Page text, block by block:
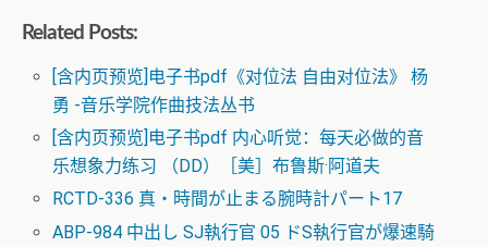
Related Posts:
[含内页预览]电子书pdf《对位法 自由对位法》 杨
勇 -音乐学院作曲技法丛书
[含内页预览]电子书pdf 内心听觉：每天必做的音
乐想象力练习 （DD）［美］布鲁斯·阿道夫
RCTD-336 真・時間が止まる腕時計パート17
ABP-984 中出し SJ執行官 05 ドS執行官が爆速騎